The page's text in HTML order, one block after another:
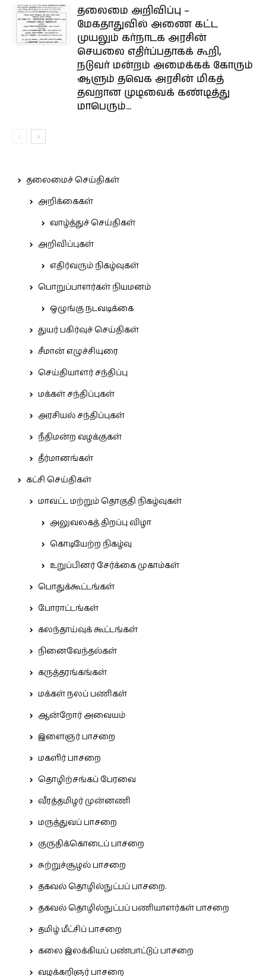
தலைமை அறிவிப்பு –
மேகதாதுவில் அணை கட்ட
முயலும் கர்நாடக அரசின்
செயலை எதிர்ப்பதாகக் கூறி,
நடுவர் மன்றம் அமைக்கக் கோரும்
ஆளும் தவெக அரசின் மிகத்
தவறான முடிவைக் கண்டித்து
மாபெரும்...
தலைமைச் செய்திகள்
அறிக்கைகள்
வாழ்த்துச் செய்திகள்
அறிவிப்புகள்
எதிர்வரும் நிகழ்வுகள்
பொறுப்பாளர்கள் நியமனம்
ஒழுங்கு நடவடிக்கை
துயர் பகிர்வுச் செய்திகள்
சீமான் எழுச்சியுரை
செய்தியாளர் சந்திப்பு
மக்கள் சந்திப்புகள்
அரசியல் சந்திப்புகள்
நீதிமன்ற வழக்குகள்
தீர்மானங்கள்
கட்சி செய்திகள்
மாவட்ட மற்றும் தொகுதி நிகழ்வுகள்
அலுவலகத் திறப்பு விழா
கொடியேற்ற நிகழ்வு
உறுப்பினர் சேர்க்கை முகாம்கள்
பொதுக்கூட்டங்கள்
போராட்டங்கள்
கலந்தாய்வுக் கூட்டங்கள்
நினைவேந்தல்கள்
கருத்தரங்கங்கள்
மக்கள் நலப் பணிகள்
ஆன்றோர் அவையம்
இளைஞர் பாசறை
மகளிர் பாசறை
தொழிற்சங்கப் பேரவை
வீரத்தமிழர் முன்னணி
மருத்துவப் பாசறை
குருதிக்கொடைப் பாசறை
சுற்றுச்சூழல் பாசறை
தகவல் தொழில்நுட்பப் பாசறை.
தகவல் தொழில்நுட்பப் பணியாளர்கள் பாசறை
தமிழ் மீட்சிப் பாசறை
கலை இலக்கியப் பண்பாட்டுப் பாசறை
வழக்கறிஞர் பாசறை